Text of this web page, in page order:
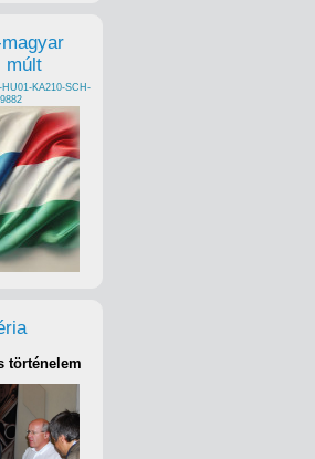
múlt
KA210-SCH-
történelem